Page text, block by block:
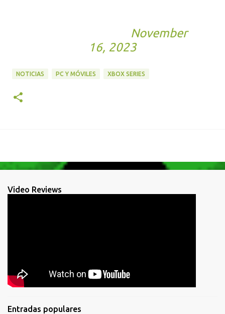
November
16, 2023
NOTICIAS PC Y MÓVILES XBOX SERIES
Video Reviews
Entradas populares